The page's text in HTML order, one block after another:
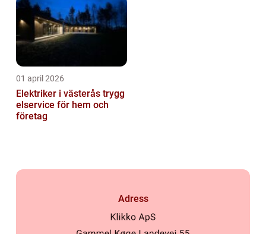
01 april 2026
Elektriker i västerås trygg
elservice för hem och
företag
Adress